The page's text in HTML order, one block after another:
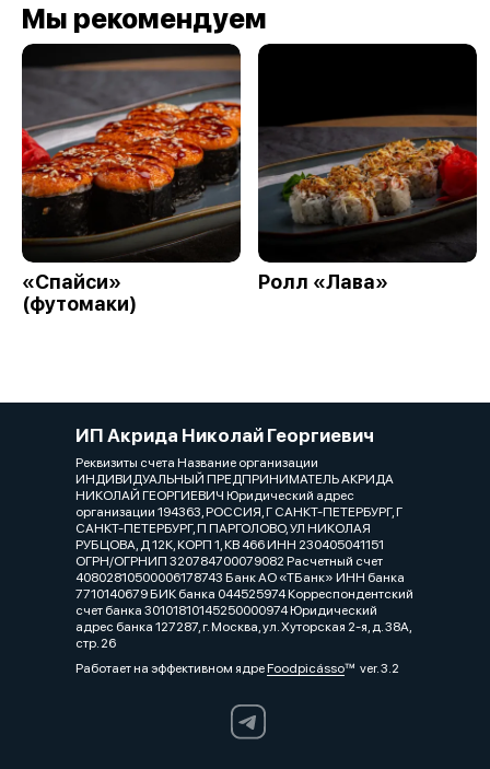
Мы рекомендуем
«Спайси»
(футомаки)
Ролл «Лава»
ИП Акрида Николай Георгиевич
Реквизиты счета Название организации
ИНДИВИДУАЛЬНЫЙ ПРЕДПРИНИМАТЕЛЬ АКРИДА
НИКОЛАЙ ГЕОРГИЕВИЧ Юридический адрес
организации 194363, РОССИЯ, Г САНКТ-ПЕТЕРБУРГ, Г
САНКТ-ПЕТЕРБУРГ, П ПАРГОЛОВО, УЛ НИКОЛАЯ
РУБЦОВА, Д 12К, КОРП 1, КВ 466 ИНН 230405041151
ОГРН/ОГРНИП 320784700079082 Расчетный счет
40802810500006178743 Банк АО «ТБанк» ИНН банка
7710140679 БИК банка 044525974 Корреспондентский
счет банка 30101810145250000974 Юридический
адрес банка 127287, г. Москва, ул. Хуторская 2-я, д. 38А,
стр. 26
Работает на эффективном ядреFoodpicássover. 3.2